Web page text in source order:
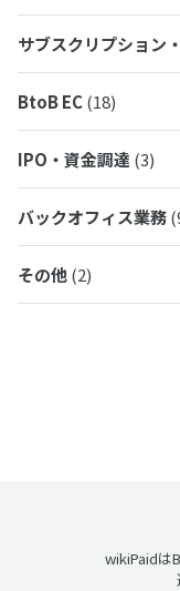
サブスクリプション
BtoB EC(18)
IPO・資金調達(3)
バックオフィス業務
その他(2)
wikiPaidは